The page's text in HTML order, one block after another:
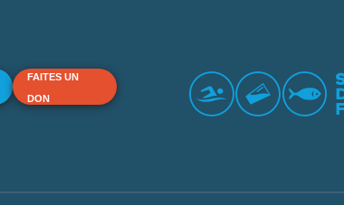
FAITES UN
DON